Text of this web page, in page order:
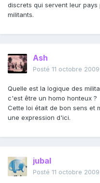
discrets qui servent leur
militants.
Ash
Posté 11 octobre 2009
Quelle est la logique des
c'est être un homo honteux ?
Cette loi était de bon sens et
une expression d'ici.
jubal
Posté 11 octobre 2009